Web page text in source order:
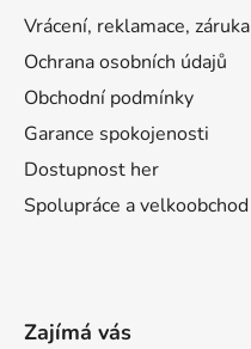
Vrácení, reklamace, záruka
Ochrana osobních údajů
Obchodní podmínky
Garance spokojenosti
Dostupnost her
Spolupráce a velkoobchod
Zajímá vás